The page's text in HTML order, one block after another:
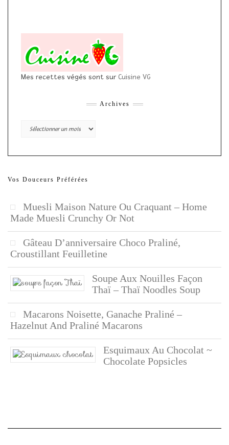
Mes recettes végés sont sur Cuisine VG
Archives
Archives
Vos Douceurs Préférées
Muesli Maison Nature Ou Craquant – Home
Made Muesli Crunchy Or Not
Gâteau D’anniversaire Choco Praliné,
Croustillant Feuilletine
Soupe Aux Nouilles Façon
Thaï – Thaï Noodles Soup
Macarons Noisette, Ganache Praliné –
Hazelnut And Praliné Macarons
Esquimaux Au Chocolat ~
Chocolate Popsicles